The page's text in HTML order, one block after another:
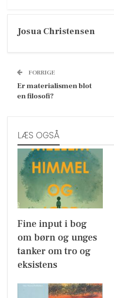
Josua Christensen
FORRIGE
Er materialismen blot
en filosofi?
LÆS OGSÅ
Fine input i bog
om børn og unges
tanker om tro og
eksistens